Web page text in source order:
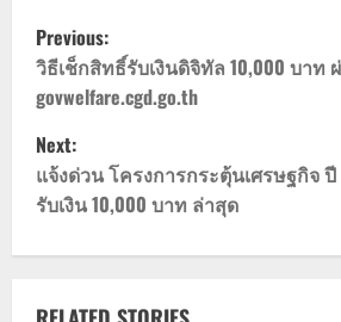
P
o
s
t
n
Previous:
วิธีเช็กสิทธิ์รับเงินดิจิทัล 10,000 บาท
govwelfare.cgd.go.th
Next:
แจ้งด่วน โครงการกระตุ้นเศรษฐกิจ ปี
รับเงิน 10,000 บาท ล่าสุด